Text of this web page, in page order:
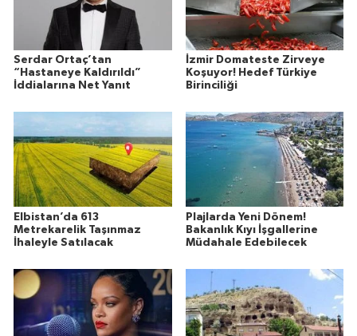
Serdar Ortaç’tan
“Hastaneye Kaldırıldı”
İddialarına Net Yanıt
İzmir Domateste Zirveye
Koşuyor! Hedef Türkiye
Birinciliği
Elbistan’da 613
Metrekarelik Taşınmaz
İhaleyle Satılacak
Plajlarda Yeni Dönem!
Bakanlık Kıyı İşgallerine
Müdahale Edebilecek